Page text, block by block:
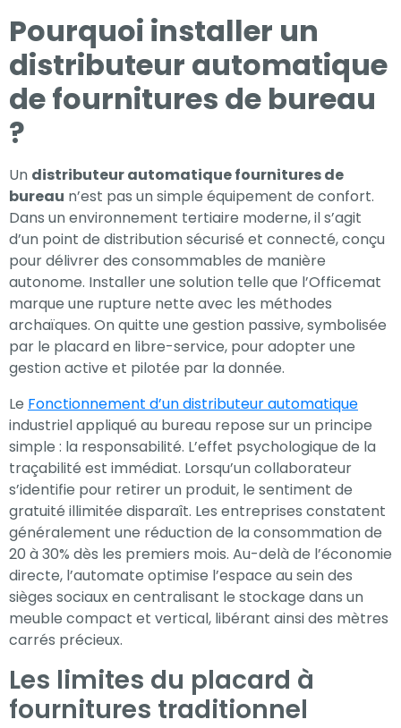
Pourquoi installer un
distributeur automatique
de fournitures de bureau
?
Un distributeur automatique fournitures de
bureau n’est pas un simple équipement de confort.
Dans un environnement tertiaire moderne, il s’agit
d’un point de distribution sécurisé et connecté, conçu
pour délivrer des consommables de manière
autonome. Installer une solution telle que l’Officemat
marque une rupture nette avec les méthodes
archaïques. On quitte une gestion passive, symbolisée
par le placard en libre-service, pour adopter une
gestion active et pilotée par la donnée.
Le Fonctionnement d’un distributeur automatique
industriel appliqué au bureau repose sur un principe
simple : la responsabilité. L’effet psychologique de la
traçabilité est immédiat. Lorsqu’un collaborateur
s’identifie pour retirer un produit, le sentiment de
gratuité illimitée disparaît. Les entreprises constatent
généralement une réduction de la consommation de
20 à 30% dès les premiers mois. Au-delà de l’économie
directe, l’automate optimise l’espace au sein des
sièges sociaux en centralisant le stockage dans un
meuble compact et vertical, libérant ainsi des mètres
carrés précieux.
Les limites du placard à
fournitures traditionnel
de votre visite.
Si vous refusez
ces cookies,
certaines
Marketing
En partageant
votre intérêt et
comportement
lorsque vous
visitez notre
augmentez les
chances de
voir du contenu
et des offres
personnalisés.